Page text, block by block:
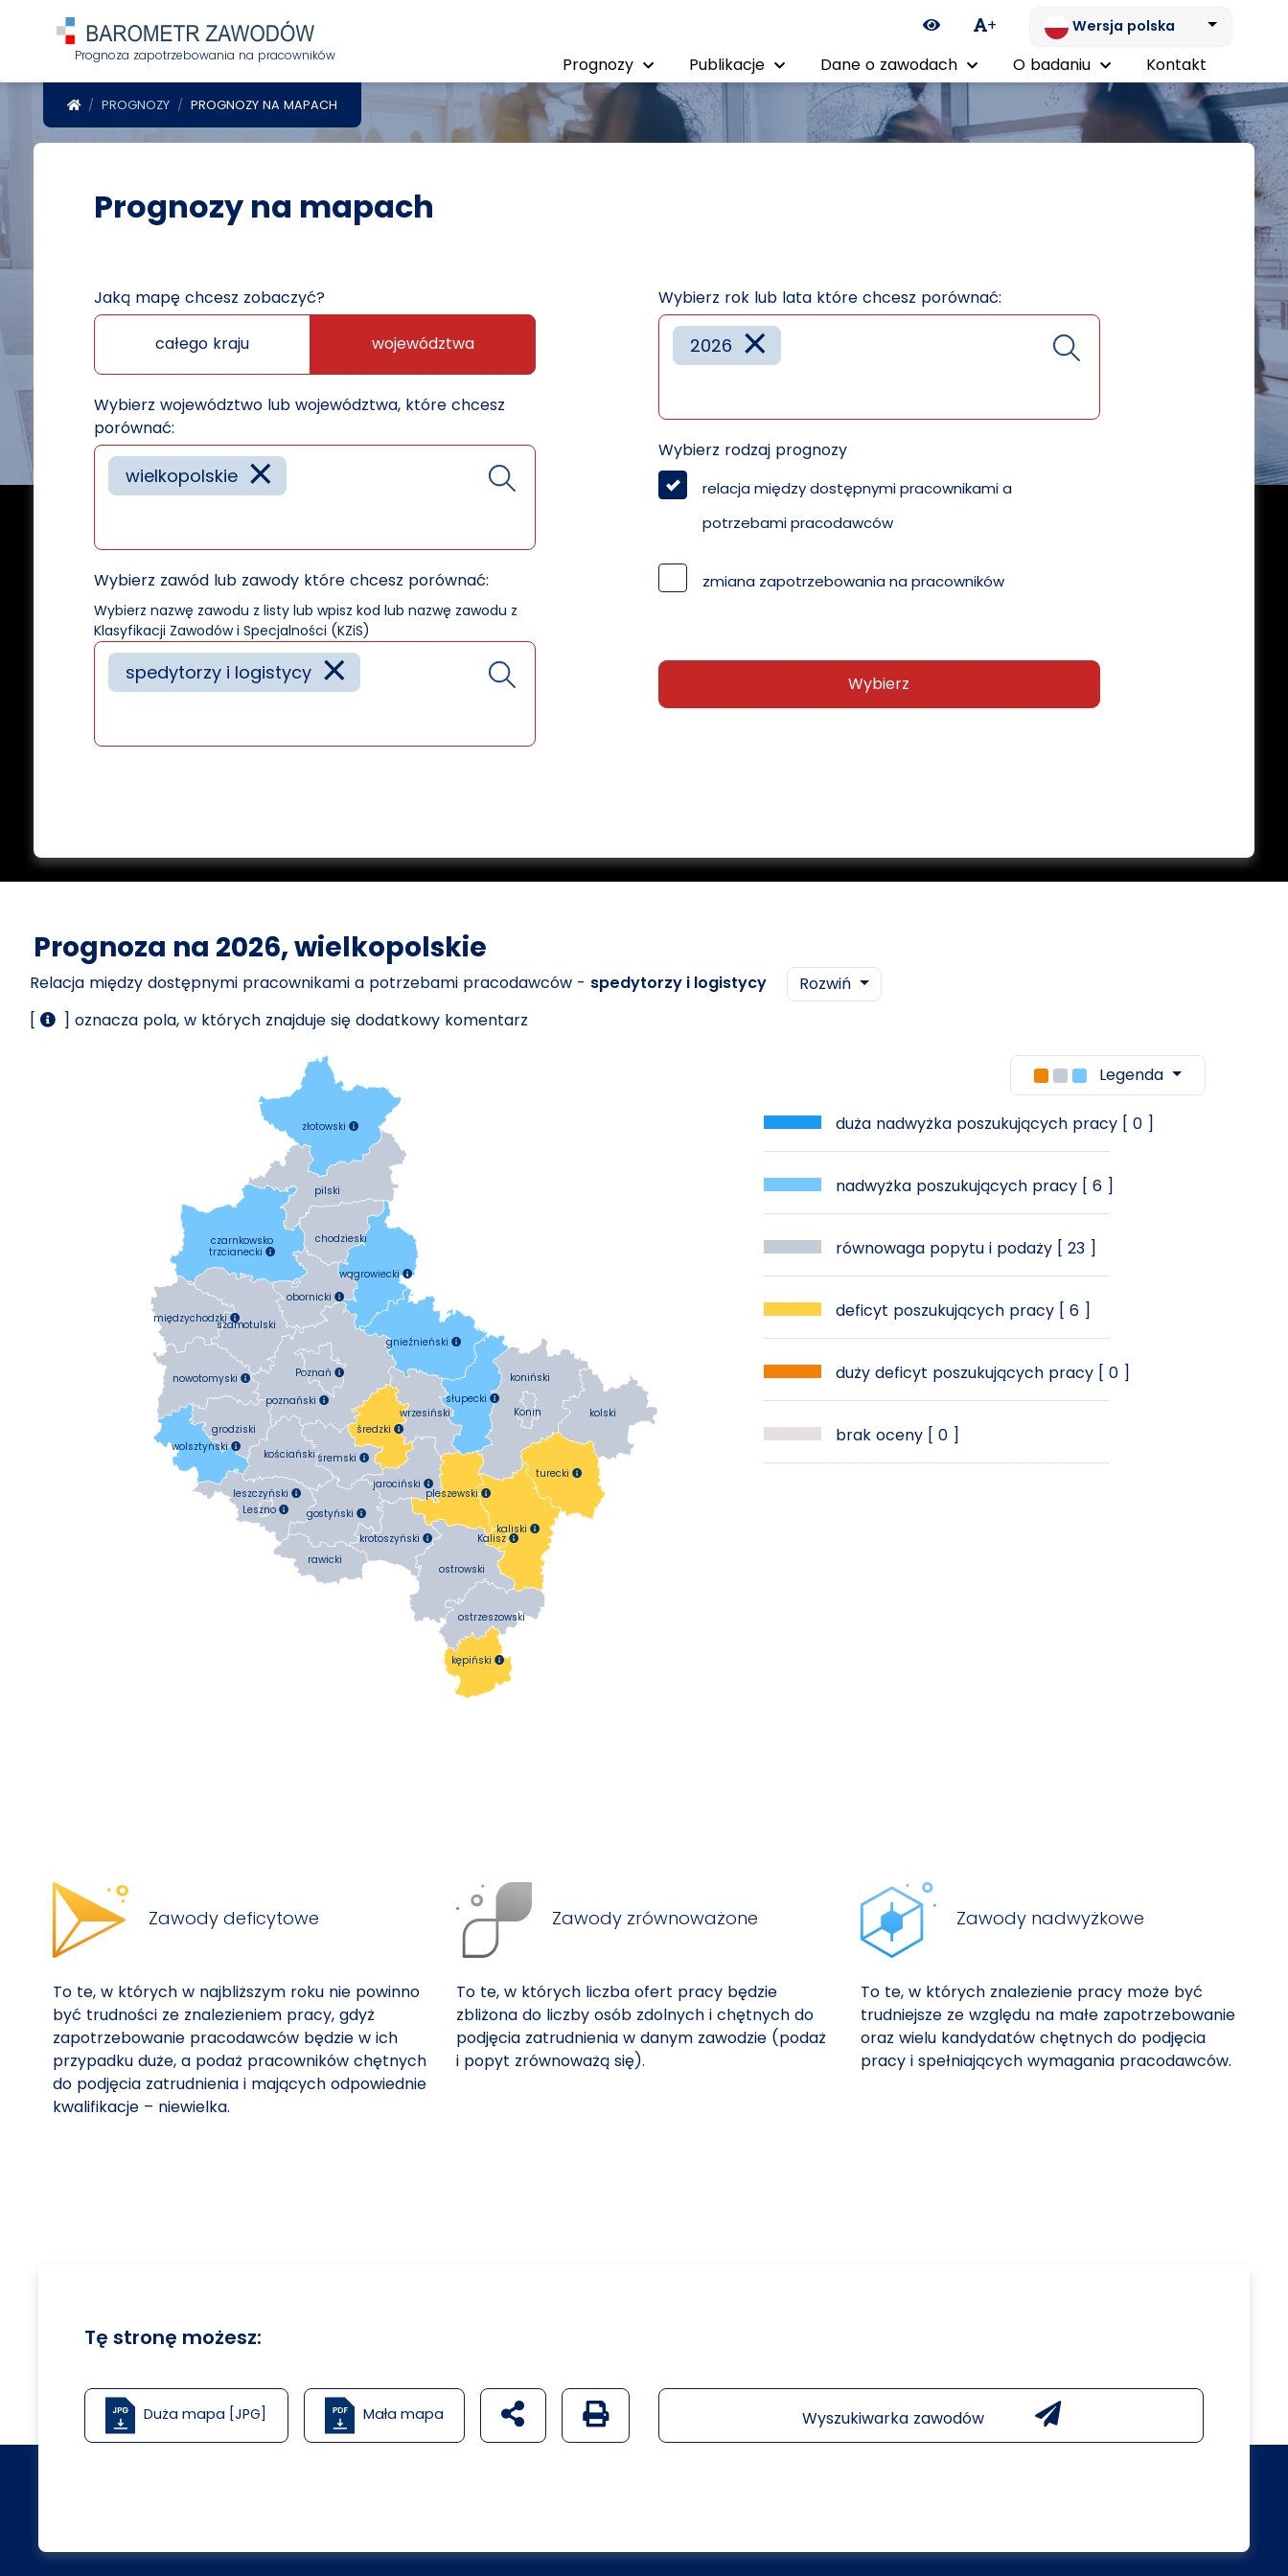
Prognoza zapotrzebowania na pracowników
Ikona zmiany kontrastu
+ Wersja polska
Prognozy Publikacje Dane o zawodach O badaniu Kontakt
POWRÓT DO STRONY GŁÓWNEJ
PROGNOZY PROGNOZY NA MAPACH
Prognozy na mapach
Jaką mapę chcesz zobaczyć?
całego kraju województwa
Wybierz województwo lub województwa, które chcesz
porównać:
×
wielkopolskie
Wybierz zawód lub zawody które chcesz porównać:
Wybierz nazwę zawodu z listy lub wpisz kod lub nazwę zawodu z
Klasyfikacji Zawodów i Specjalności (KZiS)
×
spedytorzy i logistycy
Wybierz rok lub lata które chcesz porównać:
×
2026
Wybierz rodzaj prognozy
relacja między dostępnymi pracownikami a
potrzebami pracodawców
zmiana zapotrzebowania na pracowników
Wybierz
Prognoza na 2026, wielkopolskie
Relacja między dostępnymi pracownikami a potrzebami pracodawców - spedytorzy i logistycy
Rozwiń
[
] oznacza pola, w których znajduje się dodatkowy komentarz
chodzieski
czarnkowsko
trzcianecki 
gnieźnieński 
gostyński 
grodziski
jarociński 
kaliski 
kępiński 
kolski
koniński
kościański
krotoszyński 
leszczyński 
międzychodzki 
nowotomyski 
obornicki 
ostrowski
ostrzeszowski
pilski
pleszewski
poznański 
rawicki
słupecki 
szamotulski
średzki 
śremski 
turecki 
wągrowiecki
wolsztyński
wrzesiński
złotowski 
Kalisz
Konin
Leszno
Poznań 
Legenda
duża nadwyżka poszukujących pracy [ 0 ]
nadwyżka poszukujących pracy [ 6 ]
równowaga popytu i podaży [ 23 ]
deficyt poszukujących pracy [ 6 ]
duży deficyt poszukujących pracy [ 0 ]
brak oceny [ 0 ]
Zawody deficytowe
To te, w których w najbliższym roku nie powinno
być trudności ze znalezieniem pracy, gdyż
zapotrzebowanie pracodawców będzie w ich
przypadku duże, a podaż pracowników chętnych
do podjęcia zatrudnienia i mających odpowiednie
kwalifikacje – niewielka.
Zawody zrównoważone
To te, w których liczba ofert pracy będzie
zbliżona do liczby osób zdolnych i chętnych do
podjęcia zatrudnienia w danym zawodzie (podaż
i popyt zrównoważą się).
Zawody nadwyżkowe
To te, w których znalezienie pracy może być
trudniejsze ze względu na małe zapotrzebowanie
oraz wielu kandydatów chętnych do podjęcia
pracy i spełniających wymagania pracodawców.
Tę stronę możesz:
Duża mapa [JPG] Mała mapa udostępnij na social mediach
Generuj wersję PDF strony Wyszukiwarka zawodów